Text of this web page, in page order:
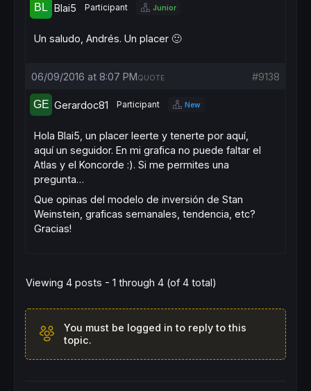
Blai5 Participant Junior
Un saludo, Andrés. Un placer 🙂
06/09/2016 at 8:07 PM #9138
QUOTE
Gerardoc81 Participant New
Hola Blai5, un placer leerte y tenerte por aquí,
aquí un seguidor. En mi grafica no puede faltar el
Atlas y el Koncorde :). Si me permites una
pregunta…
Que opinas del modelo de inversión de Stan
Weinstein, graficas semanales, tendencia, etc?
Gracias!
Viewing 4 posts - 1 through 4 (of 4 total)
You must be logged in to reply to this
topic.